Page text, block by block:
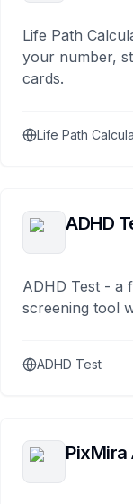
Life Path
your number,
cards.
Life Path
ADHD
ADHD Test - a
screening tool
ADHD Test
PixMira